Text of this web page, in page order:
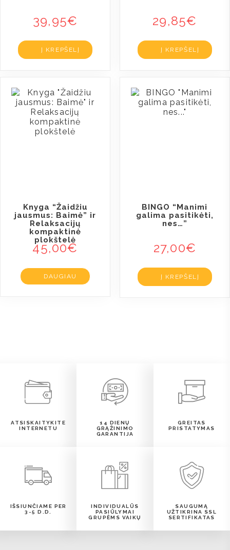
39,95€
Į KREPŠELĮ
29,85€
Į KREPŠELĮ
Knyga “Žaidžiu
jausmus: Baimė” ir
Relaksacijų
kompaktinė
plokštelė
45,00€
DAUGIAU
BINGO “Manimi
galima pasitikėti,
nes…”
27,00€
Į KREPŠELĮ
ATSISKAITYKITE
INTERNETU
14 DIENŲ
GRĄŽINIMO
GARANTIJA
GREITAS
PRISTATYMAS
IŠSIUNČIAME PER
3-5 D.D.
INDIVIDUALŪS
PASIŪLYMAI
GRUPĖMS VAIKŲ
SAUGUMĄ
UŽTIKRINA SSL
SERTIFIKATAS